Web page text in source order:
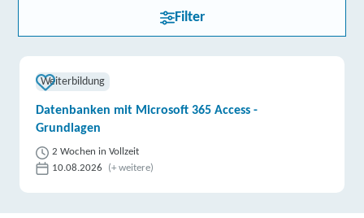
Filter
Weiterbildung
Datenbanken mit Microsoft 365 Access -
Grundlagen
2 Wochen in Vollzeit
10.08.2026
(+ weitere)